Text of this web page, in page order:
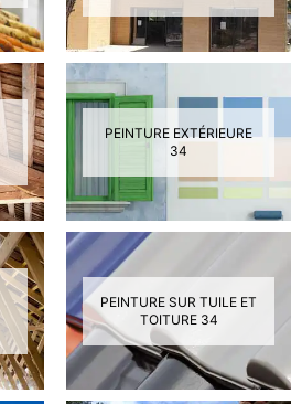
PEINTURE EXTÉRIEURE
34
PEINTURE SUR TUILE ET
TOITURE 34